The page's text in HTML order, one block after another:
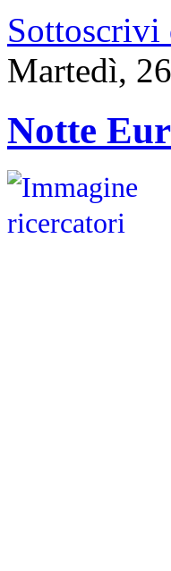
Sottoscrivi
Martedì,
Notte